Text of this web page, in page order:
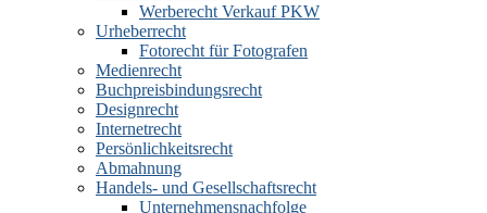
Werberecht Verkauf PKW
Urheberrecht
Fotorecht für Fotografen
Medienrecht
Buchpreisbindungsrecht
Designrecht
Internetrecht
Persönlichkeitsrecht
Abmahnung
Handels- und Gesellschaftsrecht
Unternehmensnachfolge